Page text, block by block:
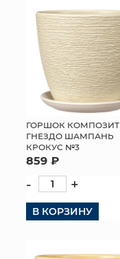
ГОРШОК КОМПОЗИТ
ГНЕЗДО ШАМПАНЬ
КРОКУС №3
859 ₽
- +
В КОРЗИНУ